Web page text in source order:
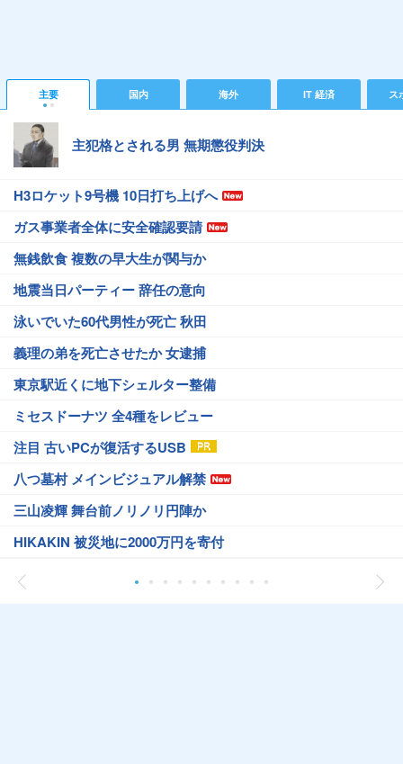
主要 国内 海外 IT 経済 ス
主犯格とされる男 無期懲役判決
H3ロケット9号機 10日打ち上げへ
ガス事業者全体に安全確認要請
無銭飲食 複数の早大生が関与か
地震当日パーティー 辞任の意向
泳いでいた60代男性が死亡 秋田
義理の弟を死亡させたか 女逮捕
東京駅近くに地下シェルター整備
ミセスドーナツ 全4種をレビュー
注目 古いPCが復活するUSB
八つ墓村 メインビジュアル解禁
三山凌輝 舞台前ノリノリ円陣か
HIKAKIN 被災地に2000万円を寄付